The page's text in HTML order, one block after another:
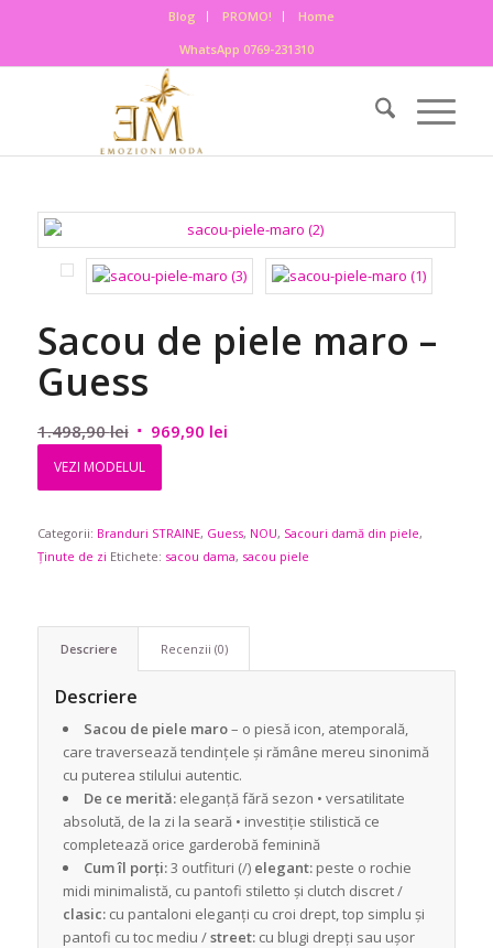
Blog PROMO!
Home
WhatsApp 0769-231310
Sacou de piele maro –
Guess
1.498,90lei Prețul
inițial
1.498,90 lei.
969,90 leiPrețul
VEZI MODELUL
Categorii: Branduri STRAINE, Guess, NOU, Sacouri damă din piele,
Ținute de zi Etichete: sacou dama, sacou piele
Descriere Recenzii (0)
Descriere
Sacou de piele maro– o piesă icon, atemporală,
care traversează tendințele și rămâne mereu sinonimă
cu puterea stilului autentic.
De ce merită:eleganță fără sezon • versatilitate
absolută, de la zi la seară • investiție stilistică ce
completează orice garderobă feminină
Cum îl porți:3 outfituri (/) elegant:peste o rochie
midi minimalistă, cu pantofi stiletto și clutch discret /
clasic:cu pantaloni eleganți cu croi drept, top simplu și
pantofi cu toc mediu /street:cu blugi drepți sau ușor